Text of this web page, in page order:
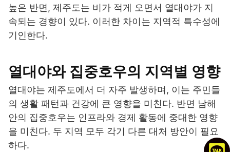
높은 반면, 제주도는 비가 적게 오면서 열대야가 지
속되는 경향이 있다. 이러한 차이는 지역적 특수성에
기인한다.
열대야와 집중호우의 지역별 영향
열대야는 제주도에서 더 자주 발생하며, 이는 주민들
의 생활 패턴과 건강에 큰 영향을 미친다. 반면 남해
안의 집중호우는 인프라와 경제 활동에 중대한 영향
을 미친다. 두 지역 모두 각기 다른 대처 방안이 필요
하다.